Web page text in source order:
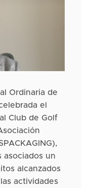
Ordinaria de
el
Club de Golf
asociados un
alcanzados
actividades